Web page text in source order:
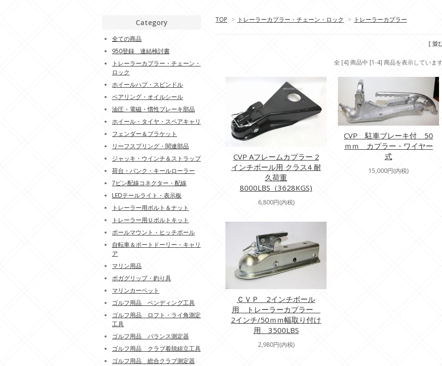
TOP > トレーラーカプラー・チェーン・ロック > トレーラーカプラー
[ 並
全 [4] 商品中 [1-4] 商品を表示していま
CVP Aフレームカプラー 2
インチボール用 クラス4 耐
久荷重
8000LBS（3628KGS)
6,800円(内税)
CVP 駐車ブレーキ付 50
ｍｍ カプラー・ワイヤー
式
15,000円(内税)
ＣＶＰ 2インチボール
用 トレーラーカプラー
2インチ/50ｍｍ幅取り付け
用 3500LBS
2,980円(内税)
Category
全ての商品
950登録 連結検討書
トレーラーカプラー・チェーン・
ロック
ホイールハブ・スピンドル
ベアリング・オイルシール
油圧・電磁・慣性ブレーキ部品
ホイール・タイヤ・スペアキャリ
フェンダー＆ブラケット
リーフスプリング・関連部品
ジャッキ・ウインチ＆ストラップ
荷台・バンク・キールローラー
7ピン配線コネクター・配線
LEDテールライト・表示板
トレーラー用ボルト＆ナット
トレーラー用Ｕボルトキット
ボールマウント・ヒッチボール
自転車＆ボートドーリー・キャリ
ア
マリン用品
ボガグリップ・釣り具
マリンカーペット
ゴルフ用品 ベンディング工具
ゴルフ用品 ロフト・ライ角測定
工具
ゴルフ用品 バランス測定器
ゴルフ用品 クラブ着脱組立工具
ゴルフ用品 総合クラブ測定器